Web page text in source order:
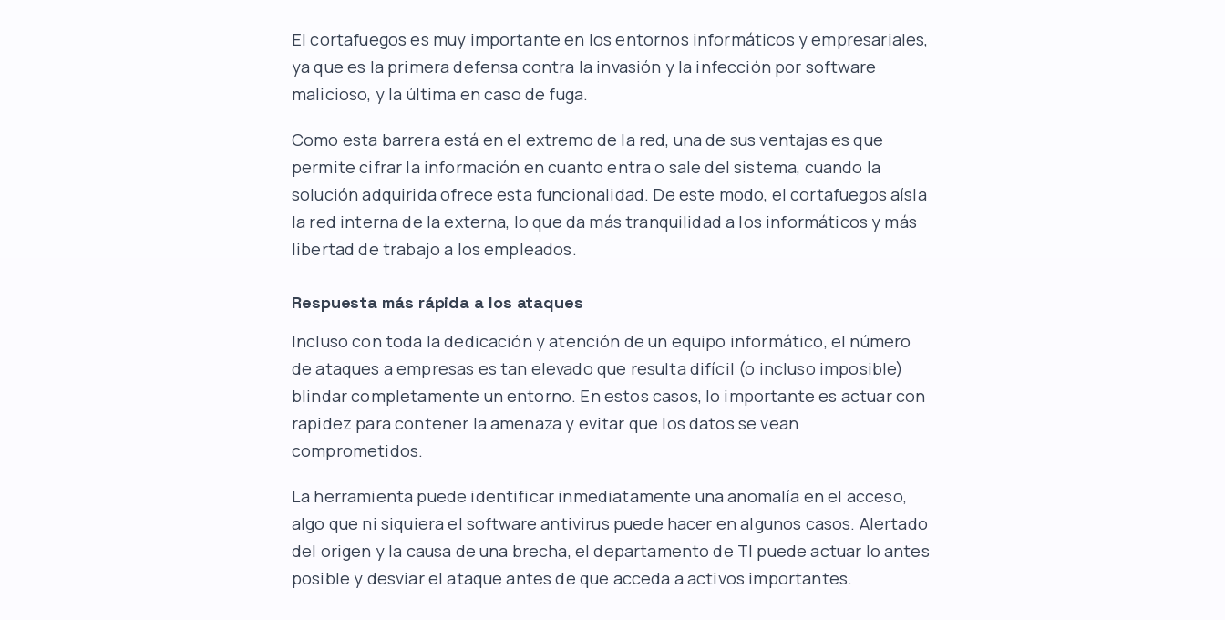
El cortafuegos es muy importante en los entornos informáticos y empresariales,
ya que es la primera defensa contra la invasión y la infección por software
malicioso, y la última en caso de fuga.
Como esta barrera está en el extremo de la red, una de sus ventajas es que
permite cifrar la información en cuanto entra o sale del sistema, cuando la
solución adquirida ofrece esta funcionalidad. De este modo, el cortafuegos aísla
la red interna de la externa, lo que da más tranquilidad a los informáticos y más
libertad de trabajo a los empleados.
Respuesta más rápida a los ataques
Incluso con toda la dedicación y atención de un equipo informático, el número
de ataques a empresas es tan elevado que resulta difícil (o incluso imposible)
blindar completamente un entorno. En estos casos, lo importante es actuar con
rapidez para contener la amenaza y evitar que los datos se vean
comprometidos.
La herramienta puede identificar inmediatamente una anomalía en el acceso,
algo que ni siquiera el software antivirus puede hacer en algunos casos. Alertado
del origen y la causa de una brecha, el departamento de TI puede actuar lo antes
posible y desviar el ataque antes de que acceda a activos importantes.